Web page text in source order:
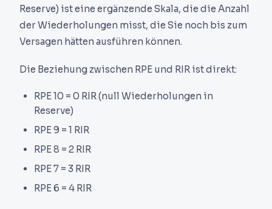
Reserve) ist eine ergänzende Skala, die die Anzahl
der Wiederholungen misst, die Sie noch bis zum
Versagen hätten ausführen können.
Die Beziehung zwischen RPE und RIR ist direkt:
RPE 10 = 0 RIR (null Wiederholungen in
Reserve)
RPE 9 = 1 RIR
RPE 8 = 2 RIR
RPE 7 = 3 RIR
RPE 6 = 4 RIR